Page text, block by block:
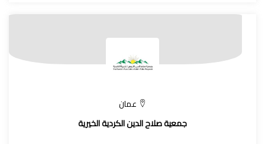
عمان
جمعية صلاح الدين الكردية الخيرية